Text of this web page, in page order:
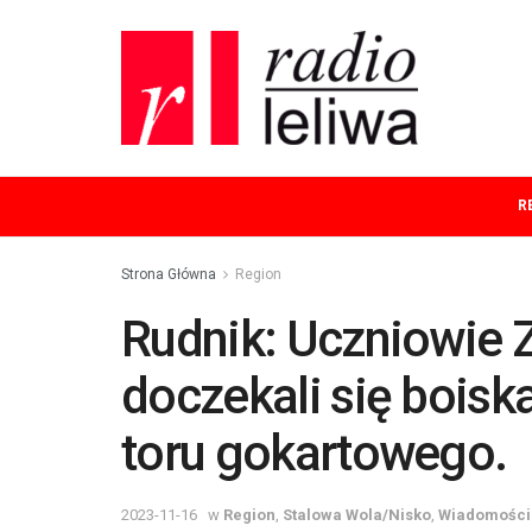
Strona Główna Region
Rudnik: Uczniowie
doczekali się
toru gokartowego.
2023-11-16 w Region Stalowa Wola/Nisko Wiadomości